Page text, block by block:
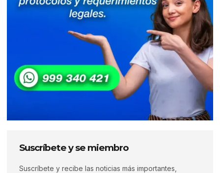
Suscríbete y se miembro
Suscríbete y recibe las noticias más importantes,